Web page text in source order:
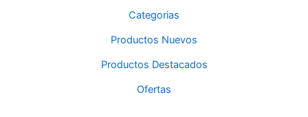
Categorias
Productos Nuevos
Productos Destacados
Ofertas